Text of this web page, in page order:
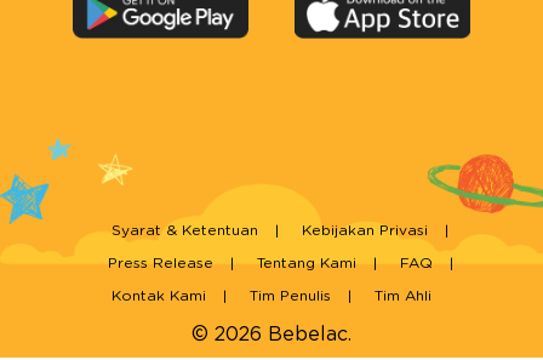
© 2026 Bebelac.
Syarat & Ketentuan Kebijakan Privasi
Press Release Tentang Kami FAQ
Kontak Kami Tim Penulis Tim Ahli